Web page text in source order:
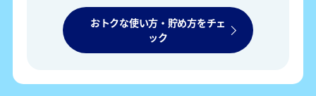
おトクな使い方・貯め方をチェ
ック